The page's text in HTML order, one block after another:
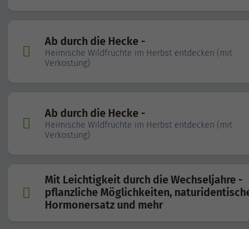
Ab durch die Hecke -
Heimische Wildfrüchte im Herbst entdecken (mit
Verkostung)
Ab durch die Hecke -
Heimische Wildfrüchte im Herbst entdecken (mit
Verkostung)
Mit Leichtigkeit durch die Wechseljahre -
pflanzliche Möglichkeiten,
Hormonersatz und mehr